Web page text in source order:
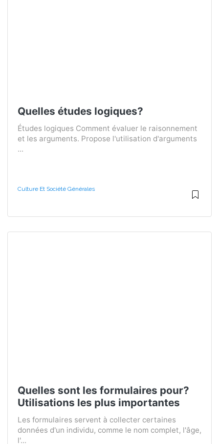
Quelles études logiques?
Études logiques Comment évaluer le raisonnement
et les arguments. Propose l'utilisation d'arguments
...
Culture Et Société Générales
Quelles sont les formulaires pour?
Utilisations les plus importantes
Les formulaires servent à collecter certaines
données d'un individu, comme le nom complet, l'âge,
l'...